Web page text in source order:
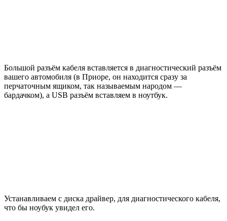
Большой разъём кабеля вставляется в диагностический разъём
вашего автомобиля (в Приоре, он находится сразу за
перчаточным ящиком, так называемым народом —
бардачком), а USB разъём вставляем в ноутбук.
Устанавливаем с диска драйвер, для диагностического кабеля,
что бы ноубук увидел его.